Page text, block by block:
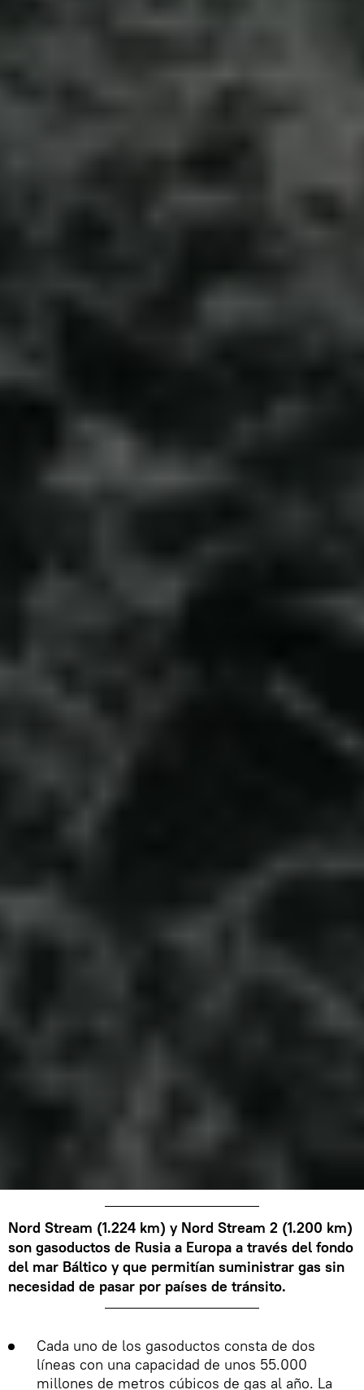
Nord Stream (1.224 km) y Nord Stream 2 (1.200 km)
son gasoductos de Rusia a Europa a través del fondo
del mar Báltico y que permitían suministrar gas sin
necesidad de pasar por países de tránsito.
Cada uno de los gasoductos consta de dos
líneas con una capacidad de unos 55.000
millones de metros cúbicos de gas al año. La